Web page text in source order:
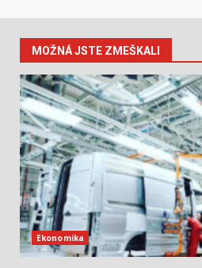
MOŽNÁ JSTE ZMEŠKALI
Ekonomika